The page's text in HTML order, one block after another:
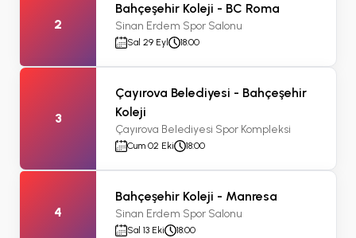
2
Bahçeşehir Koleji - BC Roma
Sinan Erdem Spor Salonu
Sal 29 Eyl 18:00
3
Çayırova Belediyesi - Bahçeşehir
Koleji
Çayırova Belediyesi Spor Kompleksi
Cum 02 Eki 18:00
4
Bahçeşehir Koleji - Manresa
Sinan Erdem Spor Salonu
Sal 13 Eki 18:00